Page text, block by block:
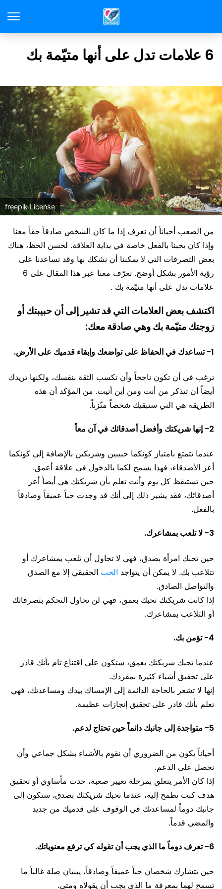
6 علامات تدل على أنها متيّمة بك
freepik License
من الصعب أحياناً أن نعرف إذا ما كان الشخص صادقاً حقاً معنا
وإذا كان يحبنا بالفعل خاصة في بداية العلاقة. لحسن الحظ، هناك
بعض التصرفات التي لا يمكننا أن نشكك بها وقد تساعدنا على
رؤية الأمور بشكل أوضح. تعرّف معنا عبر هذا المقال على 6
علامات تدل على أنها متيّمة بك .
اكتشف بعض العلامات التي قد تشير إلى أن حبيبتك أو
زوجتك متيّمة بك وهي صادقة معك:
1- تساعدك في الحفاظ على تواضعك وإبقاء قدميك على الأرض.
ترغب في أن تكون ناجحاً وأن تكسب الثقة بنفسك، ولكنها تريدك
أيضاً أن تتذكر من أنت ومن أين أتيت. من المؤكد أن هذه
الطريقة هي التي ستبقيك شخصاً متّزناً.
2- إنها شريكتك وأفضل أصدقائك في آن معاً
عندما تتمتع بامتياز كونكما حبيبين وشريكين بالإضافة إلى كونكما
أعز الأصدقاء، فهذا يسمح لكما بالدخول في علاقة أعمق.
حين تستيقظ كل يوم وأنت تعلم بأن شريكتك هي أيضاً أعز
أصدقائك، فقد يشير ذلك إلى أنك قد وجدت حباً عميقاً وصادقاً
بالفعل.
3- لا تلعب بمشاعرك.
حين تحبك امرأة بصدق، فهي لا تحاول أن تلعب بمشاعرك أو
تتلاعب بك. لا يمكن أن يتواجد الحب الحقيقي إلا مع الصدق
والتواصل الصادق.
إذا كانت شريكتك تحبك بعمق، فهي لن تحاول التحكم بتصرفاتك
أو التلاعب بمشاعرك.
4- تؤمن بك.
عندما تحبك شريكتك بعمق، ستكون على اقتناع تام بأنك قادر
على تحقيق أشياء كثيرة بمفردك.
إنها لا تشعر بالحاجة الدائمة إلى الإمساك بيدك ومساعدتك، فهي
تعلم بأنك قادر على تحقيق إنجازات عظيمة.
5- متواجدة إلى جانبك دائماً حين تحتاج لدعم.
أحياناً يكون من الضروري أن نقوم بالأشياء بشكل جماعي وأن
نحصل على الدعم.
إذا كان الأمر يتعلق بمرحلة تغيير صعبة، حدث مأساوي أو تحقيق
هدف كنت تطمح إليه، عندما تحبك شريكتك بصدق، ستكون إلى
جانبك دوماً لمساعدتك في الوقوف على قدميك من جديد
والمضي قدماً.
6- تعرف دوماً ما الذي يجب أن تقوله كي ترفع معنوياتك.
حين يتشارك شخصان حباً عميقاً وصادقاً، يبنيان صلة غالباً ما
تسمح لهما بمعرفة ما الذي يجب أن يقولاه ومتى.